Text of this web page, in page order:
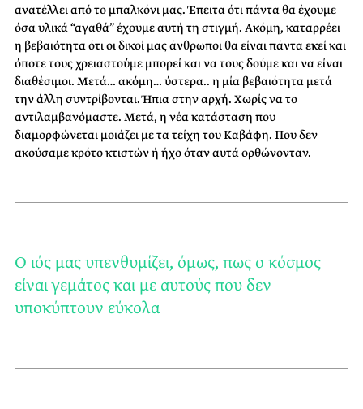
ανατέλλει από το μπαλκόνι μας. Έπειτα ότι πάντα θα έχουμε
όσα υλικά “αγαθά” έχουμε αυτή τη στιγμή. Ακόμη, καταρρέει
η βεβαιότητα ότι οι δικοί μας άνθρωποι θα είναι πάντα εκεί και
όποτε τους χρειαστούμε μπορεί και να τους δούμε και να είναι
διαθέσιμοι. Μετά… ακόμη… ύστερα.. η μία βεβαιότητα μετά
την άλλη συντρίβονται. Ήπια στην αρχή. Χωρίς να το
αντιλαμβανόμαστε. Μετά, η νέα κατάσταση που
διαμορφώνεται μοιάζει με τα τείχη του Καβάφη. Που δεν
ακούσαμε κρότο κτιστών ή ήχο όταν αυτά ορθώνονταν.
Ο ιός μας υπενθυμίζει, όμως, πως ο κόσμος
είναι γεμάτος και με αυτούς που δεν
υποκύπτουν εύκολα